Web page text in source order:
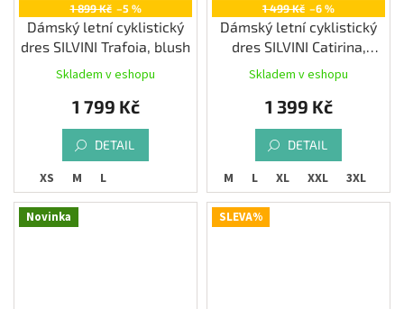
1 899 Kč –5 %
Dámský letní cyklistický
dres SILVINI Trafoia, blush
Skladem v eshopu
1 799 Kč
DETAIL
XS M L
1 499 Kč –6 %
Dámský letní cyklistický
dres SILVINI Catirina,
cloud/green
Skladem v eshopu
1 399 Kč
DETAIL
M L XL XXL 3XL
Novinka SLEVA%